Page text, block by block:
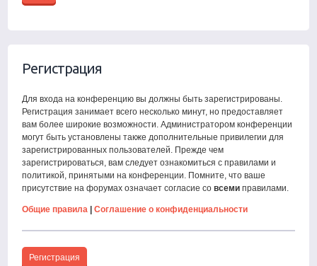
Регистрация
Для входа на конференцию вы должны быть зарегистрированы.
Регистрация занимает всего несколько минут, но предоставляет
вам более широкие возможности. Администратором конференции
могут быть установлены также дополнительные привилегии для
зарегистрированных пользователей. Прежде чем
зарегистрироваться, вам следует ознакомиться с правилами и
политикой, принятыми на конференции. Помните, что ваше
присутствие на форумах означает согласие совсеми правилами.
Общие правила |Соглашение о конфиденциальности
Регистрация